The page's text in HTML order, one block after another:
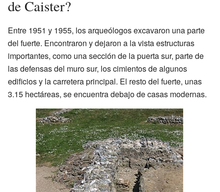
de Caister?
Entre 1951 y 1955, los arqueólogos excavaron una parte
del fuerte. Encontraron y dejaron a la vista estructuras
importantes, como una sección de la puerta sur, parte de
las defensas del muro sur, los cimientos de algunos
edificios y la carretera principal. El resto del fuerte, unas
3.15 hectáreas, se encuentra debajo de casas modernas.